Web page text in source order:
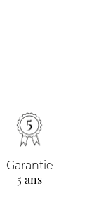
Garantie
5 ans